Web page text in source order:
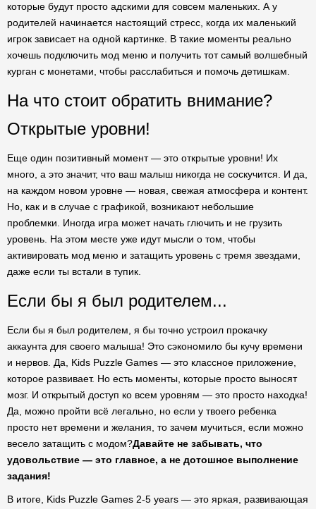
которые будут просто адскими для совсем маленьких. А у
родителей начинается настоящий стресс, когда их маленький
игрок зависает на одной картинке. В такие моменты реально
хочешь подключить мод меню и получить тот самый волшебный
курган с монетами, чтобы расслабиться и помочь детишкам.
На что стоит обратить внимание?
Открытые уровни!
Еще один позитивный момент — это открытые уровни! Их
много, а это значит, что ваш малыш никогда не соскучится. И да,
на каждом новом уровне — новая, свежая атмосфера и контент.
Но, как и в случае с графикой, возникают небольшие
проблемки. Иногда игра может начать глючить и не грузить
уровень. На этом месте уже идут мысли о том, чтобы
активировать мод меню и затащить уровень с тремя звездами,
даже если ты встали в тупик.
Если бы я был родителем...
Если бы я был родителем, я бы точно устроил прокачку
аккаунта для своего малыша! Это сэкономило бы кучу времени
и нервов. Да, Kids Puzzle Games — это классное приложение,
которое развивает. Но есть моменты, которые просто выносят
мозг. И открытый доступ ко всем уровням — это просто находка!
Да, можно пройти всё легально, но если у твоего ребенка
просто нет времени и желания, то зачем мучиться, если можно
весело затащить с модом?Давайте не забывать, что
удовольствие — это главное, а не дотошное выполнение
задания!
В итоге, Kids Puzzle Games 2-5 years — это яркая, развивающая